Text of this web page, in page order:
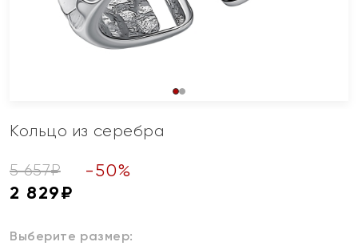
Кольцо из серебра
5 657₽ -50%
2 829₽
Выберите размер: